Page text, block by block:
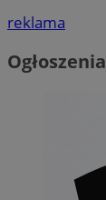
reklama
Ogłoszenia